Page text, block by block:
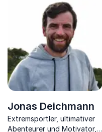
Tour de France, treibt
Unternehmen mit seinem
Vortrag zu
Spitzenleistungen an.
Jonas Deichmann
Extremsportler, ultimativer
Abenteurer und Motivator,